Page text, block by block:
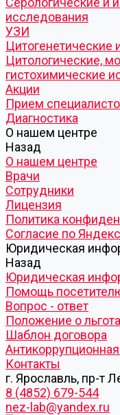
исследования
УЗИ
Цитогенетические
Цитологические,
гистохимические
Акции
Прием
Диагностика
О нашем центре
Назад
О нашем центре
Врачи
Сотрудники
Лицензия
Политика
Согласие по
Юридическая
Назад
Юридическая
Помощь
Вопрос - ответ
Положение о
Шаблон договора
Контакты
г. Ярославль, пр-т
8 (4852) 679-544
nez-lab@yandex.ru